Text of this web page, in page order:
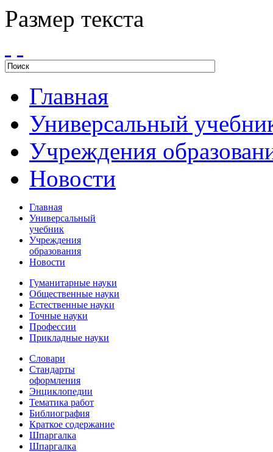
Размер текста
Главная
Универсальный
Учреждения
Новости
Главная
Универсальный
учебник
Учреждения
образования
Новости
Гуманитарные науки
Общественные науки
Естественные науки
Точные науки
Профессии
Прикладные науки
Словари
Стандарты
оформления
Энциклопедии
Тематика работ
Библиография
Краткое содержание
Шпаргалка
Шпаргалка